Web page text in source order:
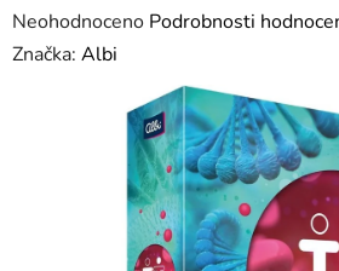
Průměrné
hodnocení
Neohodnoceno Podrobnosti
Značka: Albi